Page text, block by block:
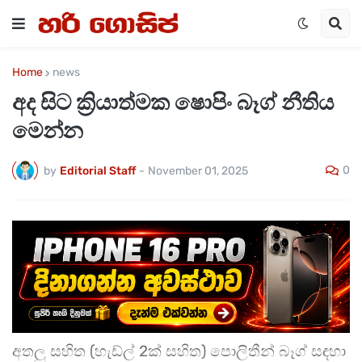
Home news
අද සිට ක්‍රියාත්මක ෂොපිං බෑග් නීතිය
මෙන්න
by Editorial Staff - November 01, 2025 0
අතලු සහිත (හැඩ්ල් 2ක් සහිත) පොලිතීන් බෑග් සඳහා